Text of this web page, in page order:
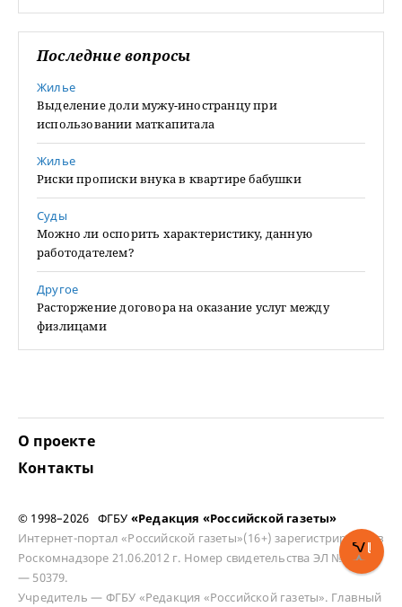
Последние вопросы
Жилье
Выделение доли мужу-иностранцу при
использовании маткапитала
Жилье
Риски прописки внука в квартире бабушки
Суды
Можно ли оспорить характеристику, данную
работодателем?
Другое
Расторжение договора на оказание услуг между
физлицами
О проекте
Контакты
© 1998–2026 ФГБУ «Редакция «Российской газеты»
Интернет-портал «Российской газеты»(16+) зарегистрирован в
Роскомнадзоре 21.06.2012 г. Номер свидетельства ЭЛ № ФС 77
— 50379.
Учредитель — ФГБУ «Редакция «Российской газеты». Главный